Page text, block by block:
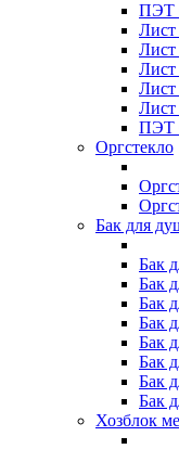
ПЭТ
ПЭТ
Оргстекло
Бак для
Бак
Бак
Бак
Бак
Бак
Бак
Бак
Бак
Хозблок